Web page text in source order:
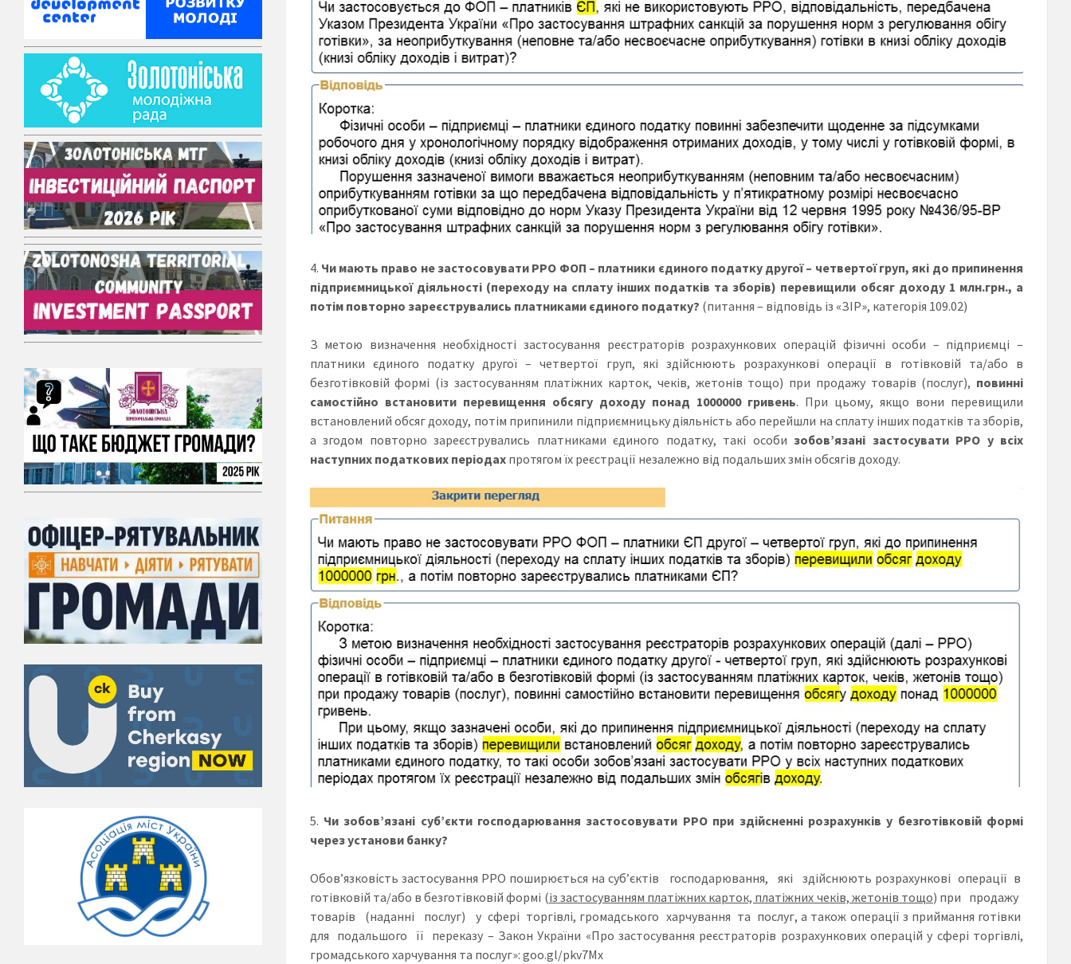
Чи мають право не застосовувати РРО ФОП – платники єдиного податку другої – четвертої груп, які до припинення
підприємницької діяльності (переходу на сплату інших податків та зборів) перевищили обсяг доходу 1 млн.грн., а
потім повторно зареєструвались платниками єдиного податку? (питання – відповідь із «ЗІР», категорія 109.02)
З метою визначення необхідності застосування реєстраторів розрахункових операцій фізичні особи – підприємці –
платники єдиного податку другої – четвертої груп, які здійснюють розрахункові операції в готівковій та/або в
безготівковій формі (із застосуванням платіжних карток, чеків, жетонів тощо) при продажу товарів (послуг), повинні
самостійно встановити перевищення обсягу доходу понад 1000000 гривень. При цьому, якщо вони перевищили
встановлений обсяг доходу, потім припинили підприємницьку діяльність або перейшли на сплату інших податків та зборів,
а згодом повторно зареєструвались платниками єдиного податку, такі особи зобов’язані застосувати РРО у всіх
наступних податкових періодахпротягом їх реєстрації незалежно від подальших змін обсягів доходу.
Чи зобов’язані суб’єкти господарювання застосовувати РРО при здійсненні розрахунків у безготівковій формі
через установи банку?
Обов’язковість застосування РРО поширюється на суб’єктів господарювання, які здійснюють розрахункові операції в
готівковій та/або в безготівковій формі (із застосуванням платіжних карток, платіжних чеків, жетонів тощо) при продажу
товарів (наданні послуг) у сфері торгівлі, громадського харчування та послуг, а також операції з приймання готівки
для подальшого її переказу – Закон України «Про застосування реєстраторів розрахункових операцій у сфері торгівлі,
громадського харчування та послуг»: goo.gl/pkv7Mx